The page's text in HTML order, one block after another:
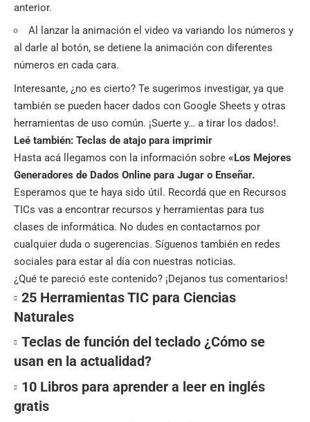
anterior.
Al lanzar la animación el video va variando los números y
al darle al botón, se detiene la animación con diferentes
números en cada cara.
Interesante, ¿no es cierto? Te sugerimos investigar, ya que
también se pueden hacer dados con Google Sheets y otras
herramientas de uso común. ¡Suerte y… a tirar los dados!.
Leé también: Teclas de atajo para imprimir
Hasta acá llegamos con la información sobre «Los Mejores
Generadores de Dados Online para Jugar o Enseñar.
Esperamos que te haya sido útil. Recordá que en Recursos
TICs vas a encontrar recursos y herramientas para tus
clases de informática. No dudes en contactarnos por
cualquier duda o sugerencias. Síguenos también en redes
sociales para estar al día con nuestras noticias.
¿Qué te pareció este contenido? ¡Dejanos tus comentarios!
25 Herramientas TIC para Ciencias
Naturales
Teclas de función del teclado ¿Cómo se
usan en la actualidad?
10 Libros para aprender a leer en inglés
gratis